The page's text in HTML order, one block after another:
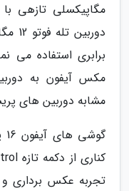
مگاپیکسلی تازهی
برابری استفاده می
مکس آیفون به
مشابه دوربین های
تجربه عکس برداری و